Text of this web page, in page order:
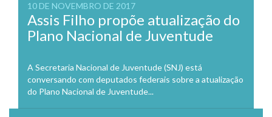
10 DE NOVEMBRO DE 2017
Assis Filho propõe atualização do
Plano Nacional de Juventude
A Secretaria Nacional de Juventude (SNJ) está
conversando com deputados federais sobre a atualização
do Plano Nacional de Juventude...